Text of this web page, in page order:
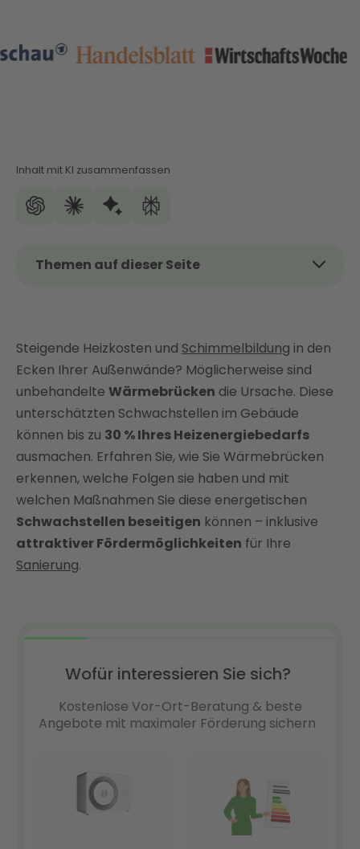
Inhalt mit KI zusammenfassen
Themen auf dieser Seite
Arten von Wärmebrücken und ihre typischen
Schwachstellen im Haus
Gefahren und Folgen von Wärmebrücken
So spüren Sie Wärmebrücken auf
Wärmebrücken beseitigen mit effektiver Sanierung
Das kostet die Sanierung von Wärmebrücken
Bis zu 20 % Förderung für Ihre Sanierung von
Wärmebrücken
Fazit: Mit Enter Wärmebrücken professionell
beseitigen
Steigende Heizkosten und Schimmelbildung in den
Ecken Ihrer Außenwände? Möglicherweise sind
unbehandelte Wärmebrücken die Ursache. Diese
unterschätzten Schwachstellen im Gebäude
können bis zu 30 % Ihres Heizenergiebedarfs
ausmachen. Erfahren Sie, wie Sie Wärmebrücken
erkennen, welche Folgen sie haben und mit
welchen Maßnahmen Sie diese energetischen
Schwachstellen beseitigen können – inklusive
attraktiver Fördermöglichkeiten für Ihre
Sanierung.